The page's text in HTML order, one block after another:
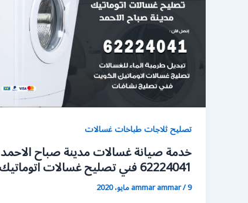
تصليح ثلاجات طباخات غسالات
خدمة صيانة غسالات مدينة صباح الاحمد
62224041 فني تصليح غسالات اتوماتيك
ammar ammar/9 مايو، 2020